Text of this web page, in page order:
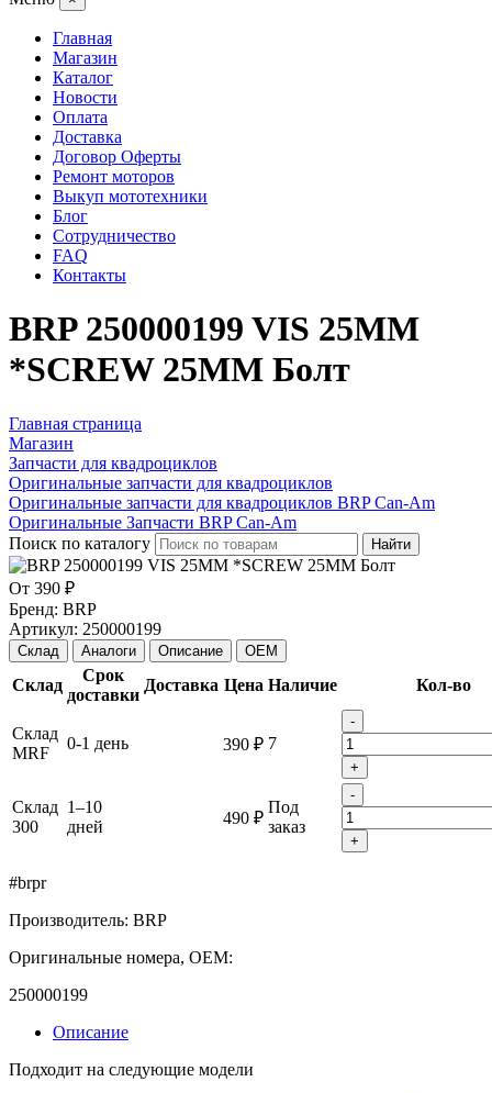
Главная
Магазин
Каталог
Новости
Оплата
Доставка
Договор Оферты
Ремонт моторов
Выкуп мототехники
Блог
Сотрудничество
FAQ
Контакты
BRP 250000199 VIS 25MM
*SCREW 25MM Болт
Главная страница
Магазин
Запчасти для квадроциклов
Оригинальные запчасти для квадроциклов
Оригинальные запчасти для квадроциклов BRP Can-Am
Оригинальные Запчасти BRP Can-Am
Поиск по каталогу
Найти
От 390 ₽
Бренд: BRP
Артикул: 250000199
Склад Аналоги Описание OEM
Склад
Срок
доставки
Доставка Цена Наличие Кол-во
Склад
MRF
0-1 день 390 ₽ 7
-
+
Склад
300
1–10
дней
490 ₽
Под
заказ
-
+
#brpr
Производитель: BRP
Оригинальные номера, OEM:
250000199
Описание
Подходит на следующие модели